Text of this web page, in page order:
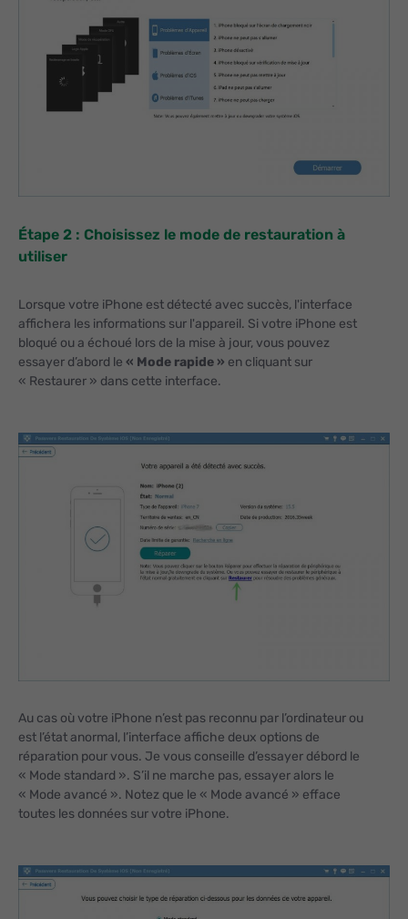
Étape 2 : Choisissez le mode de restauration à
utiliser
Lorsque votre iPhone est détecté avec succès, l'interface
affichera les informations sur l'appareil. Si votre iPhone est
bloqué ou a échoué lors de la mise à jour, vous pouvez
essayer d’abord le « Mode rapide » en cliquant sur
« Restaurer » dans cette interface.
Au cas où votre iPhone n’est pas reconnu par l’ordinateur ou
est l’état anormal, l’interface affiche deux options de
réparation pour vous. Je vous conseille d’essayer débord le
« Mode standard ». S’il ne marche pas, essayer alors le
« Mode avancé ». Notez que le « Mode avancé » efface
toutes les données sur votre iPhone.